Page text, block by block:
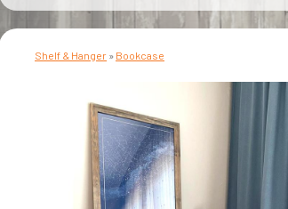
Shelf & Hanger » Bookcase